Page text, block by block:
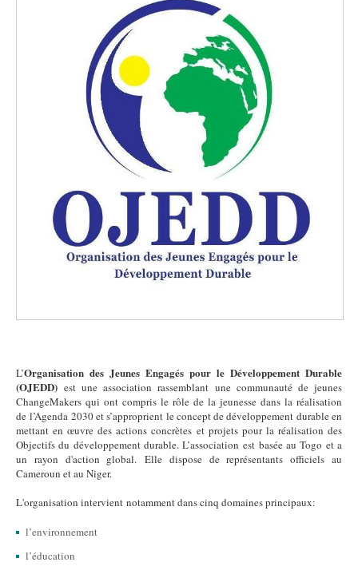
L’Organisation des Jeunes Engagés pour le Développement Durable
(OJEDD) est une association rassemblant une communauté de jeunes
ChangeMakers qui ont compris le rôle de la jeunesse dans la réalisation
de l’Agenda 2030 et s’approprient le concept de développement durable en
mettant en œuvre des actions concrètes et projets pour la réalisation des
Objectifs du développement durable. L’association est basée au Togo et a
un rayon d'action global. Elle dispose de représentants officiels au
Cameroun et au Niger.
L'organisation intervient notamment dans cinq domaines principaux:
l’environnement
l’éducation